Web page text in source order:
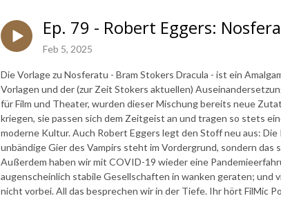
Ep. 79 - Robert Eggers:
Feb 5, 2025
Die Vorlage zu Nosferatu - Bram Stokers Dracula - ist ein
Vorlagen und der (zur Zeit Stokers aktuellen)
für Film und Theater, wurden dieser Mischung bereits neue
kriegen, sie passen sich dem Zeitgeist an und tragen so stets
moderne Kultur. Auch Robert Eggers legt den Stoff neu aus:
unbändige Gier des Vampirs steht im Vordergrund, sondern
Außerdem haben wir mit COVID-19 wieder eine
augenscheinlich stabile Gesellschaften in wanken geraten; und
nicht vorbei. All das besprechen wir in der Tiefe. Ihr hört FilMic